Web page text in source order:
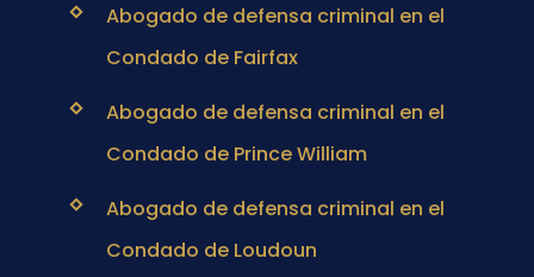
Abogado de defensa criminal en el
Condado de Fairfax
Abogado de defensa criminal en el
Condado de Prince William
Abogado de defensa criminal en el
Condado de Loudoun